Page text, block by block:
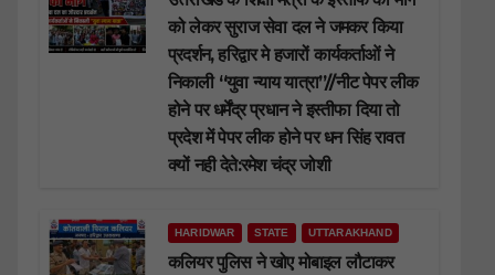
को लेकर सुराज सेवा दल ने जमकर किया
प्रदर्शन, हरिद्वार मे हजारों कार्यकर्ताओं ने
निकाली “युवा न्याय यात्रा”//नीट पेपर लीक
होने पर धर्मेंद्र प्रधान ने इस्तीफा दिया तो
प्रदेश में पेपर लीक होने पर धन सिंह रावत
क्यों नही देते:रमेश चंद्र जोशी
HARIDWAR STATE UTTARAKHAND
कलियर पुलिस ने खोए मोबाइल लौटाकर